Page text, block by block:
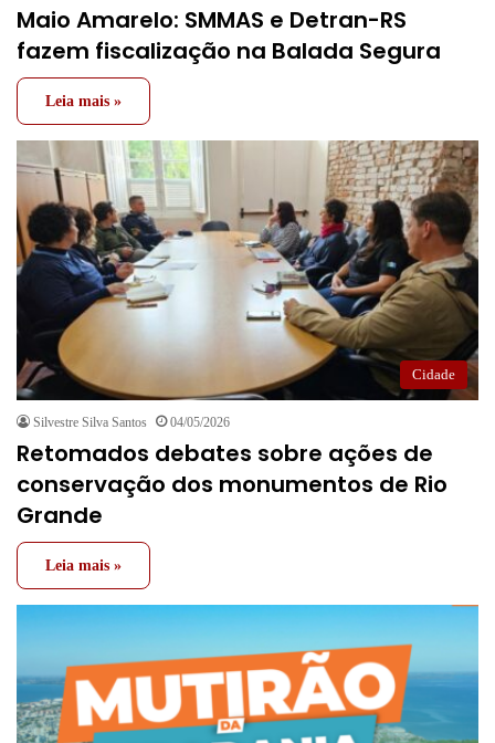
Maio Amarelo: SMMAS e Detran-RS
fazem fiscalização na Balada Segura
Leia mais »
Cidade
Silvestre Silva Santos 04/05/2026
Retomados debates sobre ações de
conservação dos monumentos de Rio
Grande
Leia mais »